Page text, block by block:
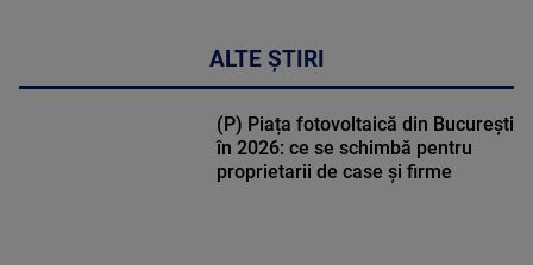
ALTE ȘTIRI
(P) Piața fotovoltaică din București
în 2026: ce se schimbă pentru
proprietarii de case și firme